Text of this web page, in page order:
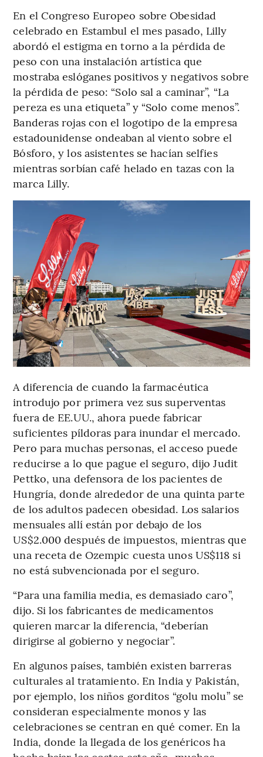
En el Congreso Europeo sobre Obesidad
celebrado en Estambul el mes pasado, Lilly
abordó el estigma en torno a la pérdida de
peso con una instalación artística que
mostraba eslóganes positivos y negativos sobre
la pérdida de peso: “Solo sal a caminar”, “La
pereza es una etiqueta” y “Solo come menos”.
Banderas rojas con el logotipo de la empresa
estadounidense ondeaban al viento sobre el
Bósforo, y los asistentes se hacían selfies
mientras sorbían café helado en tazas con la
marca Lilly.
A diferencia de cuando la farmacéutica
introdujo por primera vez sus superventas
fuera de EE.UU., ahora puede fabricar
suficientes píldoras para inundar el mercado.
Pero para muchas personas, el acceso puede
reducirse a lo que pague el seguro, dijo Judit
Pettko, una defensora de los pacientes de
Hungría, donde alrededor de una quinta parte
de los adultos padecen obesidad. Los salarios
mensuales allí están por debajo de los
US$2.000 después de impuestos, mientras que
una receta de Ozempic cuesta unos US$118 si
no está subvencionada por el seguro.
“Para una familia media, es demasiado caro”,
dijo. Si los fabricantes de medicamentos
quieren marcar la diferencia, “deberían
dirigirse al gobierno y negociar”.
En algunos países, también existen barreras
culturales al tratamiento. En India y Pakistán,
por ejemplo, los niños gorditos “golu molu” se
consideran especialmente monos y las
celebraciones se centran en qué comer. En la
India, donde la llegada de los genéricos ha